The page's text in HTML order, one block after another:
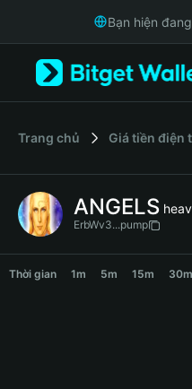
Русский
Italiano
简体中文
繁體中文
Bahasa Indonesia
Bạn hiện
‌Trang chủ Giá tiền điện
ANGELS
ErbWv3...pump
ANGELS Price Chart
Thời gian 1m 5m 15m 30m